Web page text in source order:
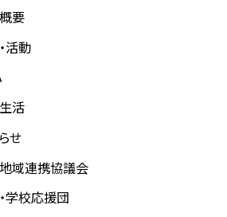
要
活動
活
せ
域連携協議会
学校応援団